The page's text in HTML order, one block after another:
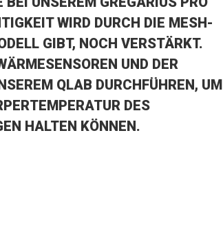
WIRD DURCH DIE MESH-RÜ
GIBT, NOCH VERSTÄRKT. DA
UND DER AB
QLAB DURCHFÜHREN, UM ZU
DES RA
HALTEN KÖNNEN.